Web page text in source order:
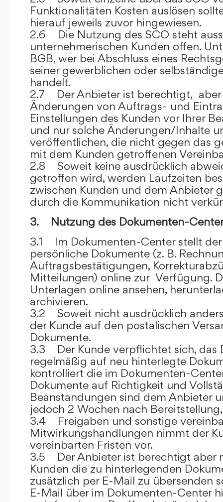
Funktionalitäten Kosten auslösen
hierauf jeweils zuvor hingewiesen.
2.6 Die Nutzung des SCO steht
unternehmerischen Kunden offen.
BGB, wer bei Abschluss eines
seiner gewerblichen oder
handelt.
2.7 Der Anbieter ist berechtigt,
Änderungen von Auftrags- und
Einstellungen des Kunden vor Ihrer
und nur solche Änderungen/Inhalte
veröffentlichen, die nicht gegen das
mit dem Kunden getroffenen
2.8 Soweit keine ausdrücklich
getroffen wird, werden Laufzeiten
zwischen Kunden und dem Anbieter
durch die Kommunikation nicht
3. Nutzung des Dokumenten-
3.1 Im Dokumenten-Center stellt
persönliche Dokumente (z. B.
Auftragsbestätigungen,
Mitteilungen) online zur Verfügung.
Unterlagen online ansehen,
archivieren.
3.2 Soweit nicht ausdrücklich
der Kunde auf den postalischen
Dokumente.
3.3 Der Kunde verpflichtet sich, das
regelmäßig auf neu hinterlegte
kontrolliert die im Dokumenten-
Dokumente auf Richtigkeit und
Beanstandungen sind dem Anbieter
jedoch 2 Wochen nach
3.4 Freigaben und sonstige
Mitwirkungshandlungen nimmt der
vereinbarten Fristen vor.
3.5 Der Anbieter ist berechtigt aber
Kunden die zu hinterlegenden
zusätzlich per E-Mail zu übersenden
E-Mail über im Dokumenten-Center